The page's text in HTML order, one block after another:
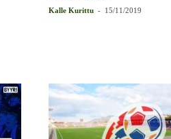
Kalle Kurittu - 15/11/2019